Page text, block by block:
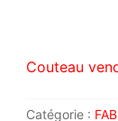
Couteau
Catégorie :